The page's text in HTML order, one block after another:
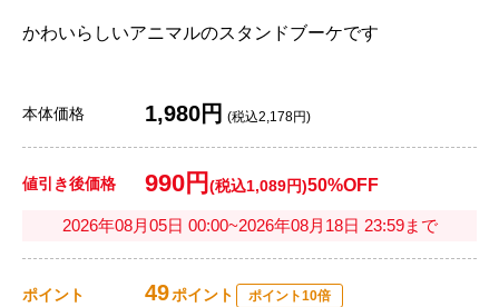
かわいらしいアニマルのスタンドブーケです
本体価格 1,980円 (税込2,178円)
値引き後価格 990円 (税込1,089円)50%OFF
2026年08月05日 00:00~2026年08月18日 23:59まで
ポイント 49ポイント ポイント10倍